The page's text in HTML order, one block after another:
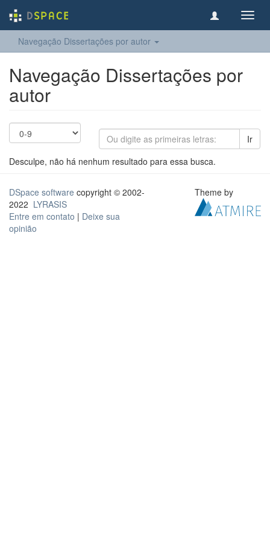
Navegação Dissertações por autor
Navegação Dissertações por
autor
Ir
Desculpe, não há nenhum resultado para essa busca.
DSpace software copyright © 2002-
2022 LYRASIS
Entre em contato | Deixe sua
opinião
Theme by